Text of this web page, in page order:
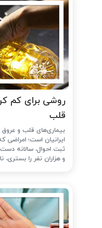
روشی برای کم
قلب
بیماری‌های قلب و
ایرانیان است؛ امراضی
و هزاران نفر را بستری،